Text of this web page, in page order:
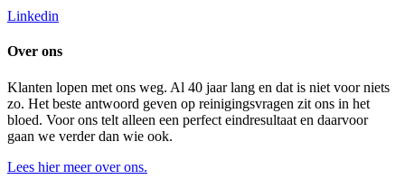
Linkedin
Over ons
Klanten lopen met ons weg. Al 40 jaar lang en dat is niet voor niets
zo. Het beste antwoord geven op reinigingsvragen zit ons in het
bloed. Voor ons telt alleen een perfect eindresultaat en daarvoor
gaan we verder dan wie ook.
Lees hier meer over ons.